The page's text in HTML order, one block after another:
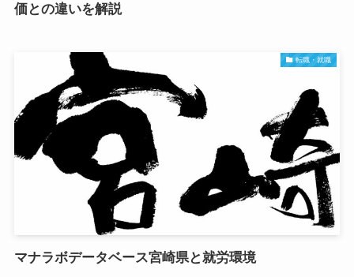
価との違いを解説
転職・就職
マナラボデータベース宮崎県と就労環境